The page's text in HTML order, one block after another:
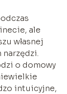
ale
własnej
o domowy
intuicyjne,